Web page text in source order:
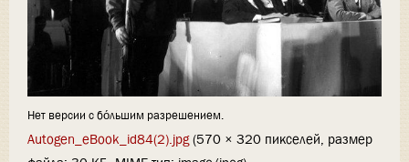
Нет версии с бо́льшим разрешением.
Autogen_eBook_id84(2).jpg‎(570 × 320 пикселей, размер